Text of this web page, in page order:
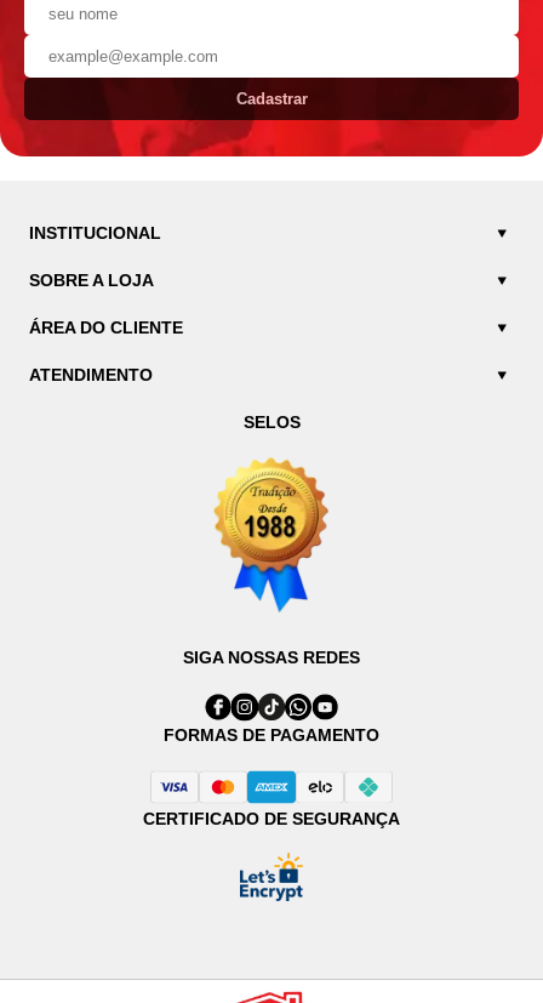
Cadastrar
INSTITUCIONAL
SOBRE A LOJA
ÁREA DO CLIENTE
ATENDIMENTO
SELOS
SIGA NOSSAS REDES
FORMAS DE PAGAMENTO
CERTIFICADO DE SEGURANÇA